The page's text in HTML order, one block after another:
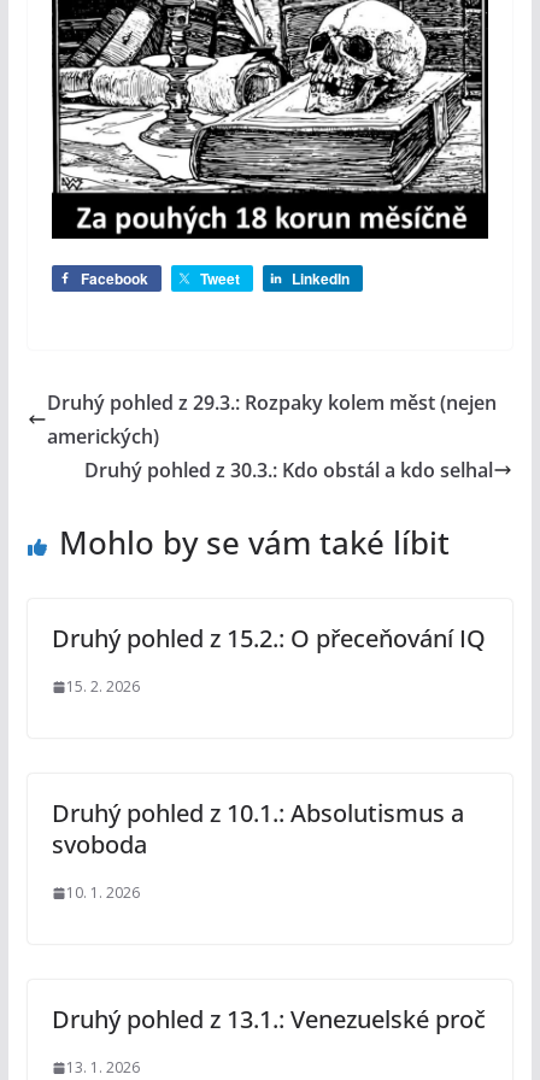
Facebook Tweet LinkedIn
Druhý pohled z 29.3.: Rozpaky kolem měst (nejen
amerických)
Druhý pohled z 30.3.: Kdo obstál a kdo selhal
Mohlo by se vám také líbit
Druhý pohled z 15.2.: O přeceňování IQ
15. 2. 2026
Druhý pohled z 10.1.: Absolutismus a
svoboda
10. 1. 2026
Druhý pohled z 13.1.: Venezuelské proč
13. 1. 2026